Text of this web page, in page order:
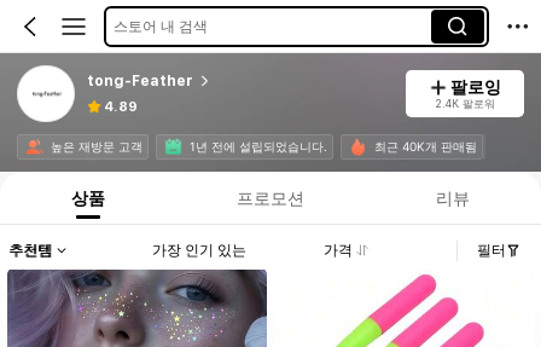
스토어 내 검색
tong-Feather
4.89
팔로잉
2.4K 팔로워
높은 재방문 고객 1년 전에 설립되었습니다. 최근 40K개 판매됨
상품 프로모션 리뷰
추천템 가장 인기 있는 가격 필터